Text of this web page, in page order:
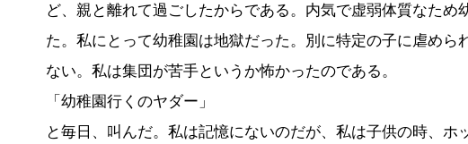
ど、親と離れて過ごしたからである。内気で虚弱体質なため
た。私にとって幼稚園は地獄だった。別に特定の子に虐めら
ない。私は集団が苦手というか怖かったのである。
「幼稚園行くのヤダー」
と毎日、叫んだ。私は記憶にないのだが、私は子供の時、ホ